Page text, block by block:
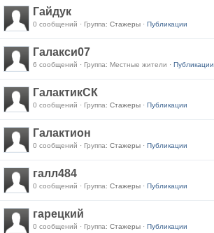
Гайдук
0 сообщений · Группа: Стажеры · Публикации
Галакси07
6 сообщений · Группа: Местные жители · Публикации
ГалактикСК
0 сообщений · Группа: Стажеры · Публикации
Галактион
0 сообщений · Группа: Стажеры · Публикации
галл484
0 сообщений · Группа: Стажеры · Публикации
гарецкий
0 сообщений · Группа: Стажеры · Публикации